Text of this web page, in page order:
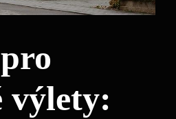
výlety: